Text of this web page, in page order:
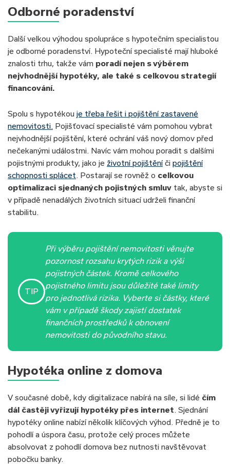
Odborné poradenství
Další velkou výhodou spolupráce s hypotečním specialistou
je odborné poradenství. Hypoteční specialisté mají hluboké
znalosti trhu, takže vám poradí nejen s výběrem
nejvhodnější hypotéky, ale také s celkovou strategií
financování.
Spolu s hypotékou je třeba řešit i pojištění zastavené
nemovitosti. Pojišťovací specialisté vám pomohou vybrat
nejvhodnější pojištění, které ochrání váš nový domov před
nečekanými událostmi. Navíc vám mohou poradit s dalšími
pojistnými produkty, jako je životní pojištěníči pojištění
schopnosti splácet. Postarají se rovněž o celkovou
optimalizaci sjednaných pojistných smluv tak, abyste si
v případě nenadálých životních situací udrželi finanční
stabilitu.
TIP
Při výběru pojištění nemovitosti věnujte
pozornost rozsahu krytých rizik a výši
pojistných částek. Kromě celkového
pojistného limitu jsou důležité také limity
pro jednotlivá rizika. Vyberte si částky, které
vám v případě škody zajistí dostatek
finančních prostředků k obnovení
nemovitosti do původního stavu.
Hypotéka online z domova
V současné době, kdy digitalizace nabírá na síle, si lidé čím
dál častěji vyřizují hypotéky přes internet . Sjednání
hypotéky online nabízí několik klíčových výhod. Předně je to
pohodlí a úspora času, protože celý proces můžete
absolvovat z pohodlí domova bez nutnosti navštěvovat
pobočku banky.